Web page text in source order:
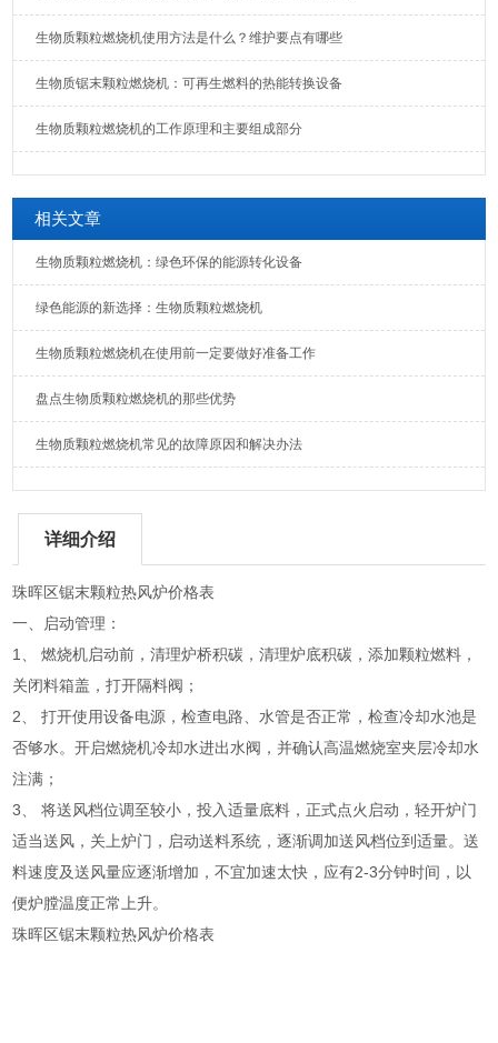
生物质颗粒燃烧机使用方法是什么？维护要点有哪些
生物质锯末颗粒燃烧机：可再生燃料的热能转换设备
生物质颗粒燃烧机的工作原理和主要组成部分
相关文章
生物质颗粒燃烧机：绿色环保的能源转化设备
绿色能源的新选择：生物质颗粒燃烧机
生物质颗粒燃烧机在使用前一定要做好准备工作
盘点生物质颗粒燃烧机的那些优势
生物质颗粒燃烧机常见的故障原因和解决办法
详细介绍
珠晖区锯末颗粒热风炉价格表
一、启动管理：
1、 燃烧机启动前，清理炉桥积碳，清理炉底积碳，添加颗粒燃料，
关闭料箱盖，打开隔料阀；
2、 打开使用设备电源，检查电路、水管是否正常，检查冷却水池是
否够水。开启燃烧机冷却水进出水阀，并确认高温燃烧室夹层冷却水
注满；
3、 将送风档位调至较小，投入适量底料，正式点火启动，轻开炉门
适当送风，关上炉门，启动送料系统，逐渐调加送风档位到适量。送
料速度及送风量应逐渐增加，不宜加速太快，应有2-3分钟时间，以
便炉膛温度正常上升。
珠晖区锯末颗粒热风炉价格表